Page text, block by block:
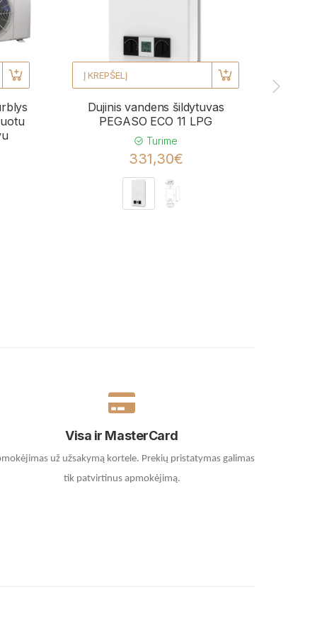
Į KREPŠELĮ
Dujinis vandens šildytuvas
PEGASO ECO 11 LPG
Turime
331,30€
Visa ir MasterCard
už užsakymą kortele. Prekių pristatymas galimas
tik patvirtinus apmokėjimą.